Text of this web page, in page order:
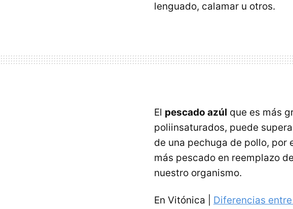
lenguado, calamar u otros.
El pescado azúl que es más
poliinsaturados, puede
de una pechuga de pollo, por
más pescado en reemplazo
nuestro organismo.
En Vitónica | Diferencias